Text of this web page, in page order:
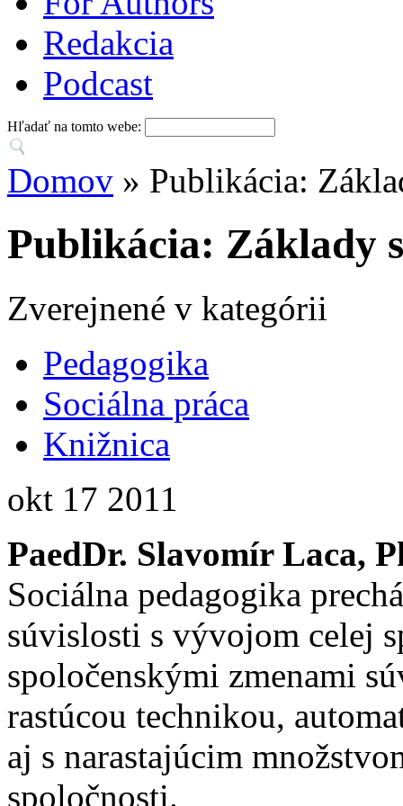
Redakcia
Podcast
Hľadať na tomto webe:
Domov » Publikácia:
Publikácia: Základy
Zverejnené v kategórii
Pedagogika
Sociálna práca
Knižnica
okt 17 2011
PaedDr. Slavomír Laca,
Sociálna pedagogika
súvislosti s vývojom celej
spoločenskými zmenami
rastúcou technikou,
aj s narastajúcim
spoločnosti.